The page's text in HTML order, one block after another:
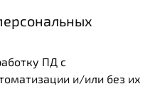
ПД с
и/или без их